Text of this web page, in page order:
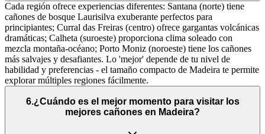
Cada región ofrece experiencias diferentes: Santana (norte) tiene
cañones de bosque Laurisilva exuberante perfectos para
principiantes; Curral das Freiras (centro) ofrece gargantas volcánicas
dramáticas; Calheta (suroeste) proporciona clima soleado con
mezcla montaña-océano; Porto Moniz (noroeste) tiene los cañones
más salvajes y desafiantes. Lo 'mejor' depende de tu nivel de
habilidad y preferencias - el tamaño compacto de Madeira te permite
explorar múltiples regiones fácilmente.
6.¿Cuándo es el mejor momento para visitar los
mejores cañones en Madeira?